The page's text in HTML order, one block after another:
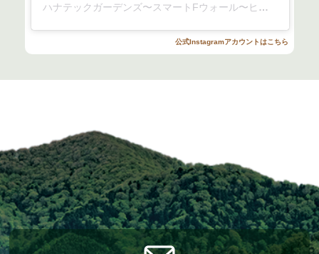
ハナテックガーデンズ〜スマートFウォール〜ヒバセレクト〜(@hanatech_gardens)がシェアした投稿
公式Instagramアカウントはこちら